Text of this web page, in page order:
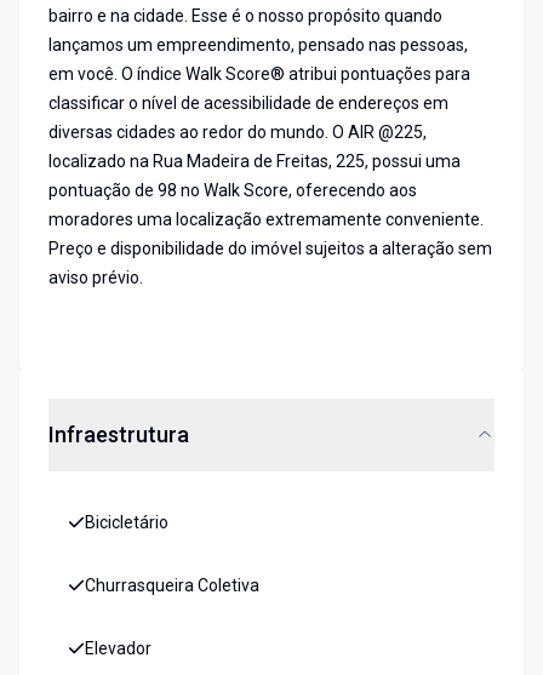
bairro e na cidade. Esse é o nosso propósito quando
lançamos um empreendimento, pensado nas pessoas,
em você. O índice Walk Score® atribui pontuações para
classificar o nível de acessibilidade de endereços em
diversas cidades ao redor do mundo. O AIR @225,
localizado na Rua Madeira de Freitas, 225, possui uma
pontuação de 98 no Walk Score, oferecendo aos
moradores uma localização extremamente conveniente.
Preço e disponibilidade do imóvel sujeitos a alteração sem
aviso prévio.
Infraestrutura
Bicicletário
Churrasqueira Coletiva
Elevador